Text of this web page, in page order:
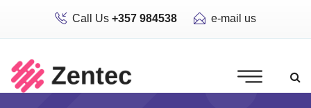
Call Us +357 984538 e-mail us